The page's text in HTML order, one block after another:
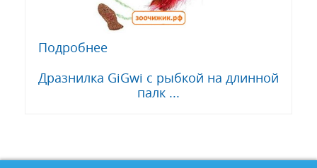
Подробнее
Дразнилка GiGwi с рыбкой на длинной
палк ...